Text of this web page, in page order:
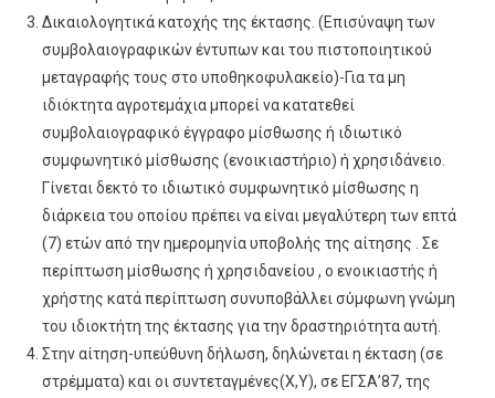
Δικαιολογητικά κατοχής της έκτασης. (Επισύναψη των
συμβολαιογραφικών έντυπων και του πιστοποιητικού
μεταγραφής τους στο υποθηκοφυλακείο)-Για τα μη
ιδιόκτητα αγροτεμάχια μπορεί να κατατεθεί
συμβολαιογραφικό έγγραφο μίσθωσης ή ιδιωτικό
συμφωνητικό μίσθωσης (ενοικιαστήριο) ή χρησιδάνειο.
Γίνεται δεκτό το ιδιωτικό συμφωνητικό μίσθωσης η
διάρκεια του οποίου πρέπει να είναι μεγαλύτερη των επτά
(7) ετών από την ημερομηνία υποβολής της αίτησης . Σε
περίπτωση μίσθωσης ή χρησιδανείου , ο ενοικιαστής ή
χρήστης κατά περίπτωση συνυποβάλλει σύμφωνη γνώμη
του ιδιοκτήτη της έκτασης για την δραστηριότητα αυτή.
Στην αίτηση-υπεύθυνη δήλωση, δηλώνεται η έκταση (σε
στρέμματα) και οι συντεταγμένες(Χ,Υ), σε ΕΓΣΑ’87, της